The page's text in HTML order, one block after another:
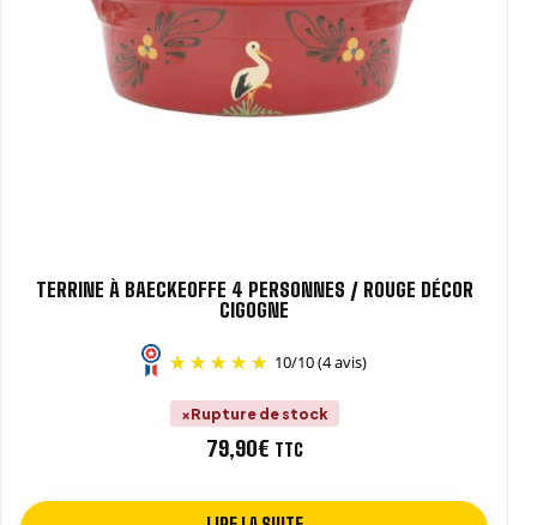
TERRINE À BAECKEOFFE 4 PERSONNES / ROUGE DÉCOR
CIGOGNE
10/10(4 avis)
Rupture de stock
79,90€ TTC